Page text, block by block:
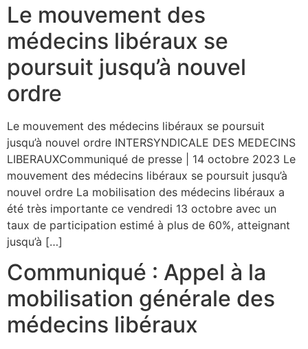
Le mouvement des
médecins libéraux se
poursuit jusqu’à nouvel
ordre
Le mouvement des médecins libéraux se poursuit
jusqu’à nouvel ordre INTERSYNDICALE DES MEDECINS
LIBERAUXCommuniqué de presse | 14 octobre 2023 Le
mouvement des médecins libéraux se poursuit jusqu’à
nouvel ordre La mobilisation des médecins libéraux a
été très importante ce vendredi 13 octobre avec un
taux de participation estimé à plus de 60%, atteignant
jusqu’à […]
Communiqué : Appel à la
mobilisation générale des
médecins libéraux